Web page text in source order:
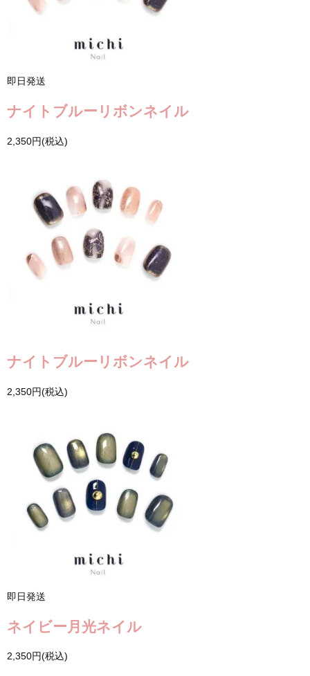
即日発送
ナイトブルーリボンネイル
2,350円(税込)
ナイトブルーリボンネイル
2,350円(税込)
即日発送
ネイビー月光ネイル
2,350円(税込)